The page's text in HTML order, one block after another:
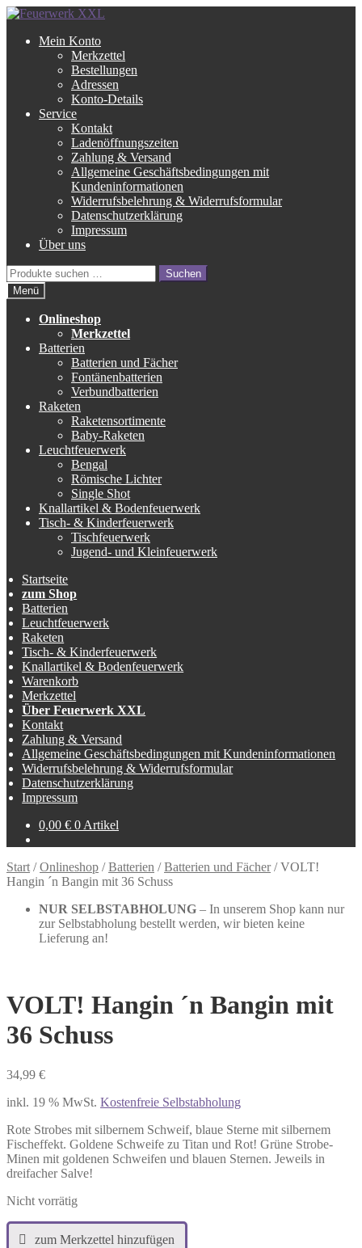
Zur
springen
Zum
springenMein Konto
Merkzettel
Bestellungen
Adressen
Konto-Details
Service
Kontakt
Ladenöffnungszeiten
Zahlung & Versand
Allgemeine Geschäftsbedingungen mit
Kundeninformationen
Widerrufsbelehrung & Widerrufsformular
Datenschutzerklärung
Impressum
Über uns
Suche
nach:
Suchen
Menü
Onlineshop
Merkzettel
Batterien
Batterien und Fächer
Fontänenbatterien
Verbundbatterien
Raketen
Raketensortimente
Baby-Raketen
Leuchtfeuerwerk
Bengal
Römische Lichter
Single Shot
Knallartikel & Bodenfeuerwerk
Tisch- & Kinderfeuerwerk
Tischfeuerwerk
Jugend- und Kleinfeuerwerk
Startseite
zum Shop
Batterien
Leuchtfeuerwerk
Raketen
Tisch- & Kinderfeuerwerk
Knallartikel & Bodenfeuerwerk
Warenkorb
Merkzettel
Über Feuerwerk XXL
Kontakt
Zahlung & Versand
Allgemeine Geschäftsbedingungen mit Kundeninformationen
Widerrufsbelehrung & Widerrufsformular
Datenschutzerklärung
Impressum
0,00 € 0 Artikel
Start /Onlineshop /Batterien /Batterien und Fächer/VOLT!
Hangin ´n Bangin mit 36 Schuss
NUR SELBSTABHOLUNG – In unserem Shop kann nur
zur Selbstabholung bestellt werden, wir bieten keine
Lieferung an!
VOLT! Hangin ´n Bangin mit
36 Schuss
34,99 €
inkl. 19 % MwSt. Kostenfreie Selbstabholung
Rote Strobes mit silbernem Schweif, blaue Sterne mit silbernem
Fischeffekt. Goldene Schweife zu Titan und Rot! Grüne Strobe-
Minen mit goldenen Schweifen und blauen Sternen. Jeweils in
dreifacher Salve!
Nicht vorrätig